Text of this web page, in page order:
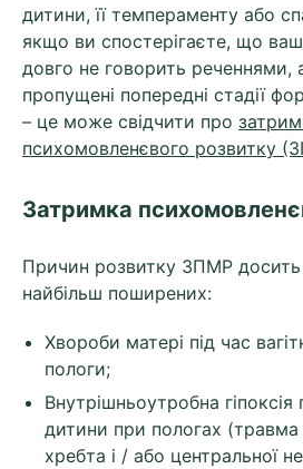
дитини, її темпераменту або
якщо ви спостерігаєте, що
довго не говорить реченнями,
пропущені попередні стадії
– це може свідчити про
психомовленєвого розвитку
Затримка
Причин розвитку ЗПМР досить
найбільш поширених:
Хвороби матері під час
пологи;
Внутрішньоутробна
дитини при пологах (травма
хребта і / або центральної